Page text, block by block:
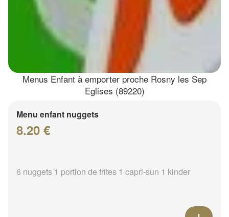
Menus Enfant à emporter proche Rosny les Sep
Eglises (89220)
Menu enfant nuggets
8.20 €
6 nuggets 1 portion de frites 1 capri-sun 1 kinder